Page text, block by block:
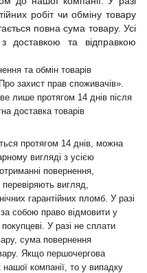
робіт чи обміну товару
повна сума товару. Усі
з доставкою та відправкою
та обмін товарів
захист прав споживачів».
лише протягом 14 днів після
доставка товарів
протягом 14 днів, можна
вигляді з усією
повернення,
вигляд,
гарантійних пломб. У разі
собою право відмовити у
У разі не сплати
сума повернення
Якщо першочергова
компанії, то у випадку